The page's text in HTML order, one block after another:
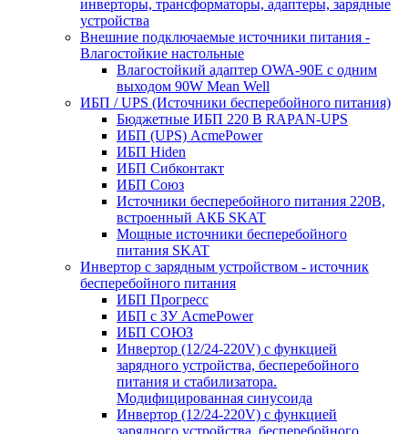
инверторы, трансформаторы, адаптеры, зарядные
устройства
Внешние подключаемые источники питания -
Влагостойкие настольные
Влагостойкий адаптер OWA-90E с одним
выходом 90W Mean Well
ИБП / UPS (Источники бесперебойного питания)
Бюджетные ИБП 220 В RAPAN-UPS
ИБП (UPS) AcmePower
ИБП Hiden
ИБП Сибконтакт
ИБП Союз
Источники бесперебойного питания 220В,
встроенный АКБ SKAT
Мощные источники бесперебойного
питания SKAT
Инвертор с зарядным устройством - источник
бесперебойного питания
ИБП Прогресс
ИБП с ЗУ AcmePower
ИБП СОЮЗ
Инвертор (12/24-220V) с функцией
зарядного устройства, бесперебойного
питания и стабилизатора.
Модифицированная синусоида
Инвертор (12/24-220V) с функцией
зарядного устройства, бесперебойного